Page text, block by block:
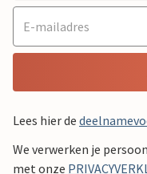
Lees hier de
We verwerken je
met onze